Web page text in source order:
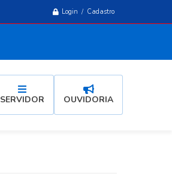
Login / Cadastro
SERVIDOR OUVIDORIA